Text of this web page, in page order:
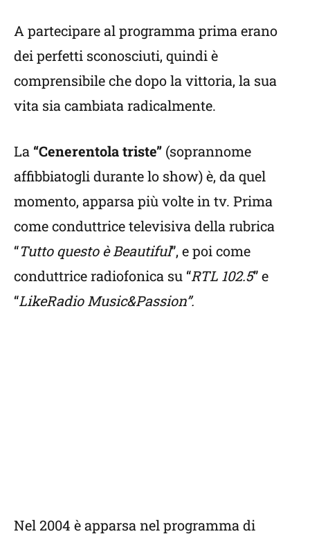
A partecipare al programma prima erano
dei perfetti sconosciuti, quindi è
comprensibile che dopo la vittoria, la sua
vita sia cambiata radicalmente.
La “Cenerentola triste” (soprannome
affibbiatogli durante lo show) è, da quel
momento, apparsa più volte in tv. Prima
come conduttrice televisiva della rubrica
“Tutto questo è Beautiful”, e poi come
conduttrice radiofonica su “RTL 102.5” e
“LikeRadio Music&Passion”.
Nel 2004 è apparsa nel programma di